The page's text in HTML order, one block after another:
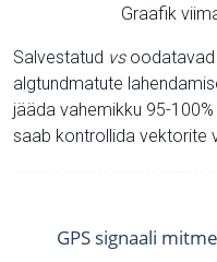
Graafik
Salvestatud vsoodatavad
algtundmatute
jääda vahemikku 95-
saab kontrollida vektorite
GPS signaali